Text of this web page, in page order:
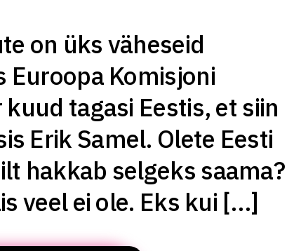
on üks väheseid
Komisjoni
tagasi Eestis, et siin
Erik Samel. Olete Eesti
hakkab selgeks saama?
veel ei ole. Eks kui […]